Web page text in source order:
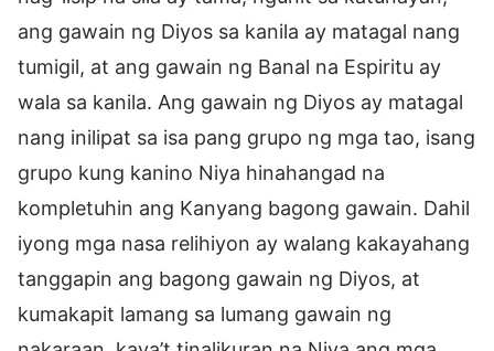
ang gawain ng Diyos sa kanila ay matagal nang
tumigil, at ang gawain ng Banal na Espiritu ay
wala sa kanila. Ang gawain ng Diyos ay matagal
nang inilipat sa isa pang grupo ng mga tao, isang
grupo kung kanino Niya hinahangad na
kompletuhin ang Kanyang bagong gawain. Dahil
iyong mga nasa relihiyon ay walang kakayahang
tanggapin ang bagong gawain ng Diyos, at
kumakapit lamang sa lumang gawain ng